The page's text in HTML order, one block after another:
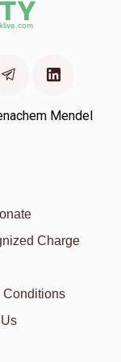
Mendel
Charge
Conditions